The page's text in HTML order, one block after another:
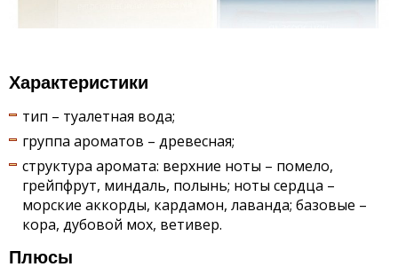
Характеристики
тип – туалетная вода;
группа ароматов – древесная;
структура аромата: верхние ноты – помело,
грейпфрут, миндаль, полынь; ноты сердца –
морские аккорды, кардамон, лаванда; базовые –
кора, дубовой мох, ветивер.
Плюсы